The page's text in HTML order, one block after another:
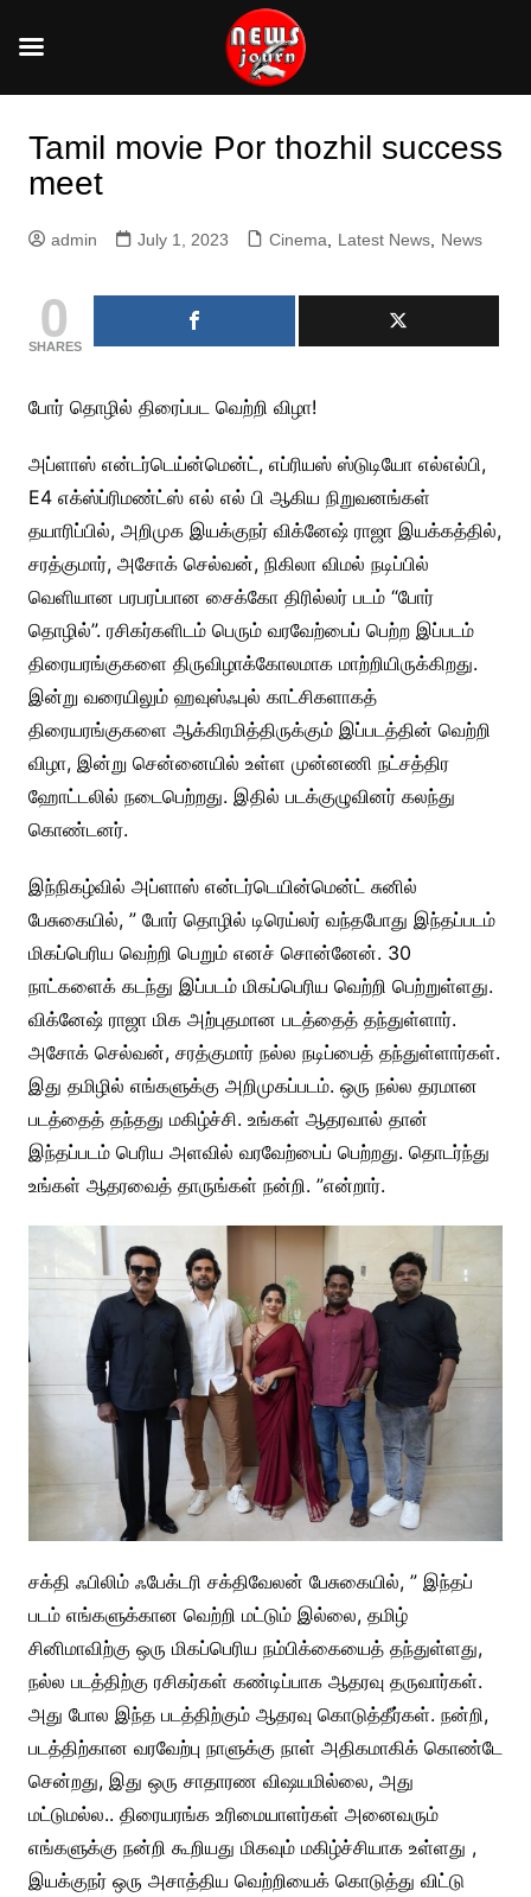
Tamil movie Por thozhil success
meet
admin July 1, 2023 Cinema Latest News, News
0
SHARES
போர் தொழில் திரைப்பட வெற்றி விழா!
அப்ளாஸ் என்டர்டெய்ன்மென்ட், எப்ரியஸ் ஸ்டுடியோ எல்எல்பி,
E4 எக்ஸ்ப்ரிமண்ட்ஸ் எல் எல் பி ஆகிய நிறுவனங்கள்
தயாரிப்பில், அறிமுக இயக்குநர் விக்னேஷ் ராஜா இயக்கத்தில்,
சரத்குமார், அசோக் செல்வன், நிகிலா விமல் நடிப்பில்
வெளியான பரபரப்பான சைக்கோ திரில்லர் படம் “போர்
தொழில்”. ரசிகர்களிடம் பெரும் வரவேற்பைப் பெற்ற இப்படம்
திரையரங்குகளை திருவிழாக்கோலமாக மாற்றியிருக்கிறது.
இன்று வரையிலும் ஹவுஸ்ஃபுல் காட்சிகளாகத்
திரையரங்குகளை ஆக்கிரமித்திருக்கும் இப்படத்தின் வெற்றி
விழா, இன்று சென்னையில் உள்ள முன்னணி நட்சத்திர
ஹோட்டலில் நடைபெற்றது. இதில் படக்குழுவினர் கலந்து
கொண்டனர்.
இந்நிகழ்வில் அப்ளாஸ் என்டர்டெயின்மென்ட் சுனில்
பேசுகையில், ” போர் தொழில் டிரெய்லர் வந்தபோது இந்தப்படம்
மிகப்பெரிய வெற்றி பெறும் எனச் சொன்னேன். 30
நாட்களைக் கடந்து இப்படம் மிகப்பெரிய வெற்றி பெற்றுள்ளது.
விக்னேஷ் ராஜா மிக அற்புதமான படத்தைத் தந்துள்ளார்.
அசோக் செல்வன், சரத்குமார் நல்ல நடிப்பைத் தந்துள்ளார்கள்.
இது தமிழில் எங்களுக்கு அறிமுகப்படம். ஒரு நல்ல தரமான
படத்தைத் தந்தது மகிழ்ச்சி. உங்கள் ஆதரவால் தான்
இந்தப்படம் பெரிய அளவில் வரவேற்பைப் பெற்றது. தொடர்ந்து
உங்கள் ஆதரவைத் தாருங்கள் நன்றி. ”என்றார்.
சக்தி ஃபிலிம் ஃபேக்டரி சக்திவேலன் பேசுகையில், ” இந்தப்
படம் எங்களுக்கான வெற்றி மட்டும் இல்லை, தமிழ்
சினிமாவிற்கு ஒரு மிகப்பெரிய நம்பிக்கையைத் தந்துள்ளது,
நல்ல படத்திற்கு ரசிகர்கள் கண்டிப்பாக ஆதரவு தருவார்கள்.
அது போல இந்த படத்திற்கும் ஆதரவு கொடுத்தீர்கள். நன்றி,
படத்திற்கான வரவேற்பு நாளுக்கு நாள் அதிகமாகிக் கொண்டே
சென்றது, இது ஒரு சாதாரண விஷயமில்லை, அது
மட்டுமல்ல.. திரையரங்க உரிமையாளர்கள் அனைவரும்
எங்களுக்கு நன்றி கூறியது மிகவும் மகிழ்ச்சியாக உள்ளது ,
இயக்குநர் ஒரு அசாத்திய வெற்றியைக் கொடுத்து விட்டு